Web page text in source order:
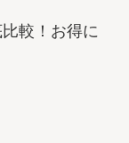
較！お得に